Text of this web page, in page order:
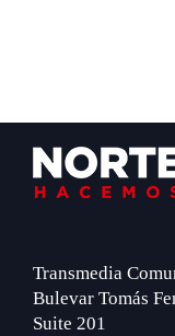
Footer
Transmedia
Bulevar Tomás
Suite 201